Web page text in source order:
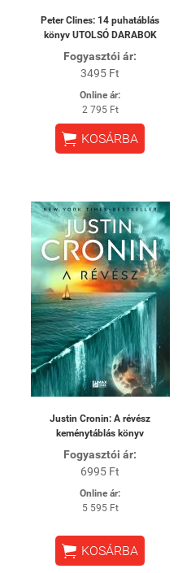
Peter Clines: 14 puhatáblás
könyv UTOLSÓ DARABOK
Fogyasztói ár:
3495 Ft
Online ár:
2 795 Ft
 KOSÁRBA
Justin Cronin: A révész
keménytáblás könyv
Fogyasztói ár:
6995 Ft
Online ár:
5 595 Ft
 KOSÁRBA